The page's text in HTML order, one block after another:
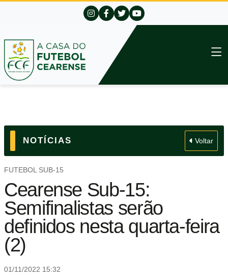
NOTÍCIAS Voltar
FUTEBOL SUB-15
Cearense Sub-15:
Semifinalistas serão
definidos nesta quarta-feira
(2)
01/11/2022 15:32